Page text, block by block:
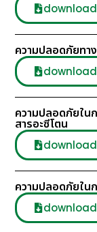
download
ความปลอดภัยทา
download
ความปลอดภัยใน
สารอะซีโตน
download
ความปลอดภัยใน
download